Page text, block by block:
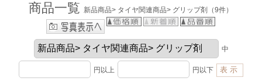
商品一覧 新品商品> タイヤ関連商品> グリップ剤（9件）
中
円以上 円以下